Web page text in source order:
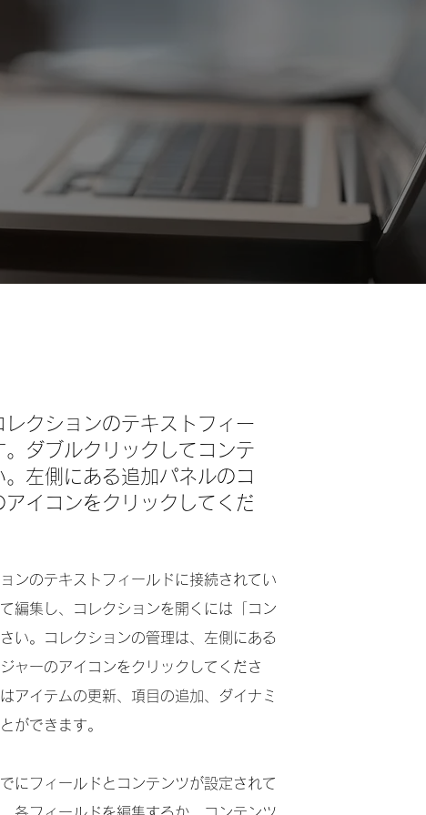
クションのテキストフィー
ダブルクリックしてコンテ
左側にある追加パネルのコ
イコンをクリックしてくだ
ンのテキストフィールドに接続されてい
編集し、コレクションを開くには「コン
い。コレクションの管理は、左側にある
ャーのアイコンをクリックしてくださ
アイテムの更新、項目の追加、ダイナミ
ができます。
にフィールドとコンテンツが設定されて